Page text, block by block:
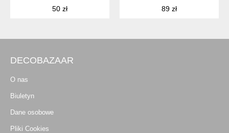
50 zł
89 zł
DECOBAZAAR
O nas
Biuletyn
Dane osobowe
Pliki Cookies